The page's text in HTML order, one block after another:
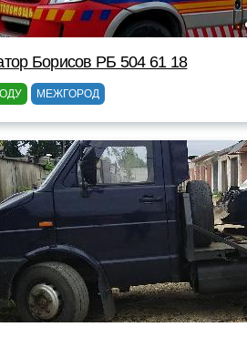
Борисов РБ 504 61 18
МЕЖГОРОД